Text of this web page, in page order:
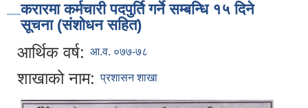
करारमा कर्मचारी पदपुर्ति गर्ने सम्बन्धि १५ दिने
सूचना (संशोधन सहित)
आर्थिक वर्ष: आ.व. ०७७-७८
शाखाको नाम: प्रशासन शाखा